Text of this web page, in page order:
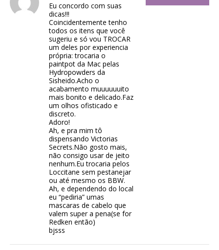
Eu concordo com suas
dicas!!!
Coincidentemente tenho
todos os itens que você
sugeriu e só vou TROCAR
um deles por experiencia
própria: trocaria o
paintpot da Mac pelas
Hydropowders da
Sisheido.Acho o
acabamento muuuuuuito
mais bonito e delicado.Faz
um olhos ofisticado e
discreto.
Adoro!
Ah, e pra mim tô
dispensando Victorias
Secrets.Não gosto mais,
não consigo usar de jeito
nenhum.Eu trocaria pelos
Loccitane sem pestanejar
ou até mesmo os BBW.
Ah, e dependendo do local
eu “pediria” umas
mascaras de cabelo que
valem super a pena(se for
Redken então)
bjsss